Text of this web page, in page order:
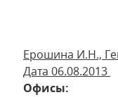
Ерошина И.Н.,
Дата 06.08.2013
Офисы: